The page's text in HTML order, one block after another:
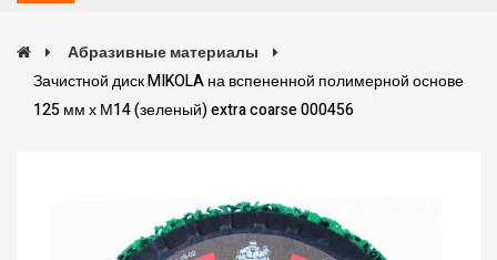
Абразивные материалы
Зачистной диск MIKOLA на вспененной полимерной основе
125 мм х М14 (зеленый) extra coarse 000456